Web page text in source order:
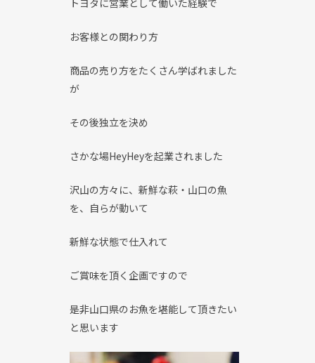
お客様との関わり方
商品の売り方をたくさん学ばれました
が
その後独立を決め
さかな場HeyHeyを起業されました
沢山の方々に、新鮮な萩・山口の魚
を、自らが動いて
新鮮な状態で仕入れて
ご賞味を頂く企画ですので
是非山口県のお魚を堪能して頂きたい
と思います